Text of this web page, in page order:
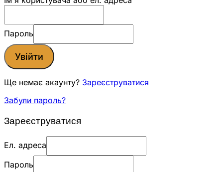
Пароль
Увійти
Ще немає акаунту? Зареєструватися
Забули пароль?
Зареєструватися
Ел. адреса
Пароль